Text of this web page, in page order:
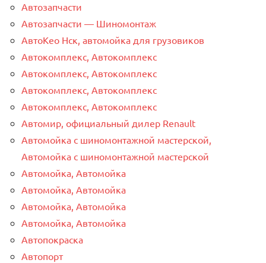
Автозапчасти
Автозапчасти — Шиномонтаж
АвтоКео Нск, автомойка для грузовиков
Автокомплекс, Автокомплекс
Автокомплекс, Автокомплекс
Автокомплекс, Автокомплекс
Автокомплекс, Автокомплекс
Автомир, официальный дилер Renault
Автомойка с шиномонтажной мастерской,
Автомойка с шиномонтажной мастерской
Автомойка, Автомойка
Автомойка, Автомойка
Автомойка, Автомойка
Автомойка, Автомойка
Автопокраска
Автопорт